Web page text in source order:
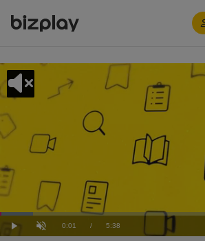
Play UnmuteCurrent
0:01 / Duration
5:38
Loaded:
10.66%